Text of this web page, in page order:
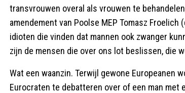
transvrouwen overal als vrouwen te
amendement van Poolse MEP Tomasz
idioten die vinden dat mannen ook zwanger
zijn de mensen die over ons lot beslissen, die
Wat een waanzin. Terwijl gewone
Eurocraten te debatteren over of een man met